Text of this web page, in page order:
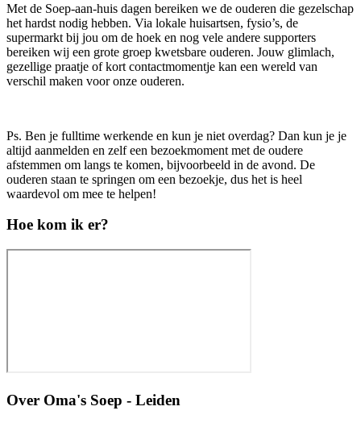
Met de Soep-aan-huis dagen bereiken we de ouderen die gezelschap
het hardst nodig hebben. Via lokale huisartsen, fysio’s, de
supermarkt bij jou om de hoek en nog vele andere supporters
bereiken wij een grote groep kwetsbare ouderen. Jouw glimlach,
gezellige praatje of kort contactmomentje kan een wereld van
verschil maken voor onze ouderen.
Ps. Ben je fulltime werkende en kun je niet overdag? Dan kun je je
altijd aanmelden en zelf een bezoekmoment met de oudere
afstemmen om langs te komen, bijvoorbeeld in de avond. De
ouderen staan te springen om een bezoekje, dus het is heel
waardevol om mee te helpen!
Hoe kom ik er?
Over Oma's Soep - Leiden